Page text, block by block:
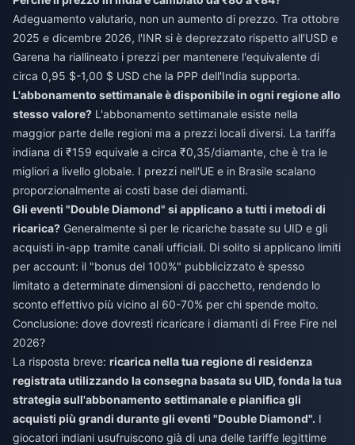
Adeguamento valutario, non un aumento di prezzo. Tra ottobre
2025 e dicembre 2026, l'INR si è deprezzato rispetto all'USD e
Garena ha riallineato i prezzi per mantenere l'equivalente di
circa 0,95 $-1,00 $ USD che la PPP dell'India supporta.
L'abbonamento settimanale è disponibile in ogni regione allo
stesso valore? L'abbonamento settimanale esiste nella
maggior parte delle regioni ma a prezzi locali diversi. La tariffa
indiana di ₹159 equivale a circa ₹0,35/diamante, che è tra le
migliori a livello globale. I prezzi nell'UE e in Brasile scalano
proporzionalmente ai costi base dei diamanti.
Gli eventi "Double Diamond" si applicano a tutti i metodi di
ricarica? Generalmente sì per le ricariche basate su UID e gli
acquisti in-app tramite canali ufficiali. Di solito si applicano limiti
per account: il "bonus del 100%" pubblicizzato è spesso
limitato a determinate dimensioni di pacchetto, rendendo lo
sconto effettivo più vicino al 60-70% per chi spende molto.
Conclusione: dove dovresti ricaricare i diamanti di Free Fire nel
2026?
La risposta breve: ricarica nella tua regione di residenza
registrata utilizzando la consegna basata su UID, fonda la tua
strategia sull'abbonamento settimanale e pianifica gli
acquisti più grandi durante gli eventi "Double Diamond". I
giocatori indiani usufruiscono già di una delle tariffe legittime